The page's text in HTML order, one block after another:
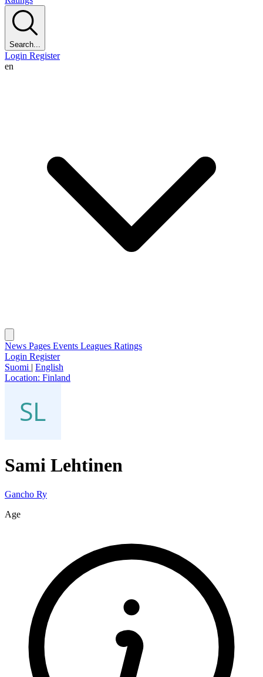
Search...
Login Register
en
News Pages Events Leagues Ratings
Login Register
Suomi | English
Location: Finland
Sami Lehtinen
Gancho Ry
Age